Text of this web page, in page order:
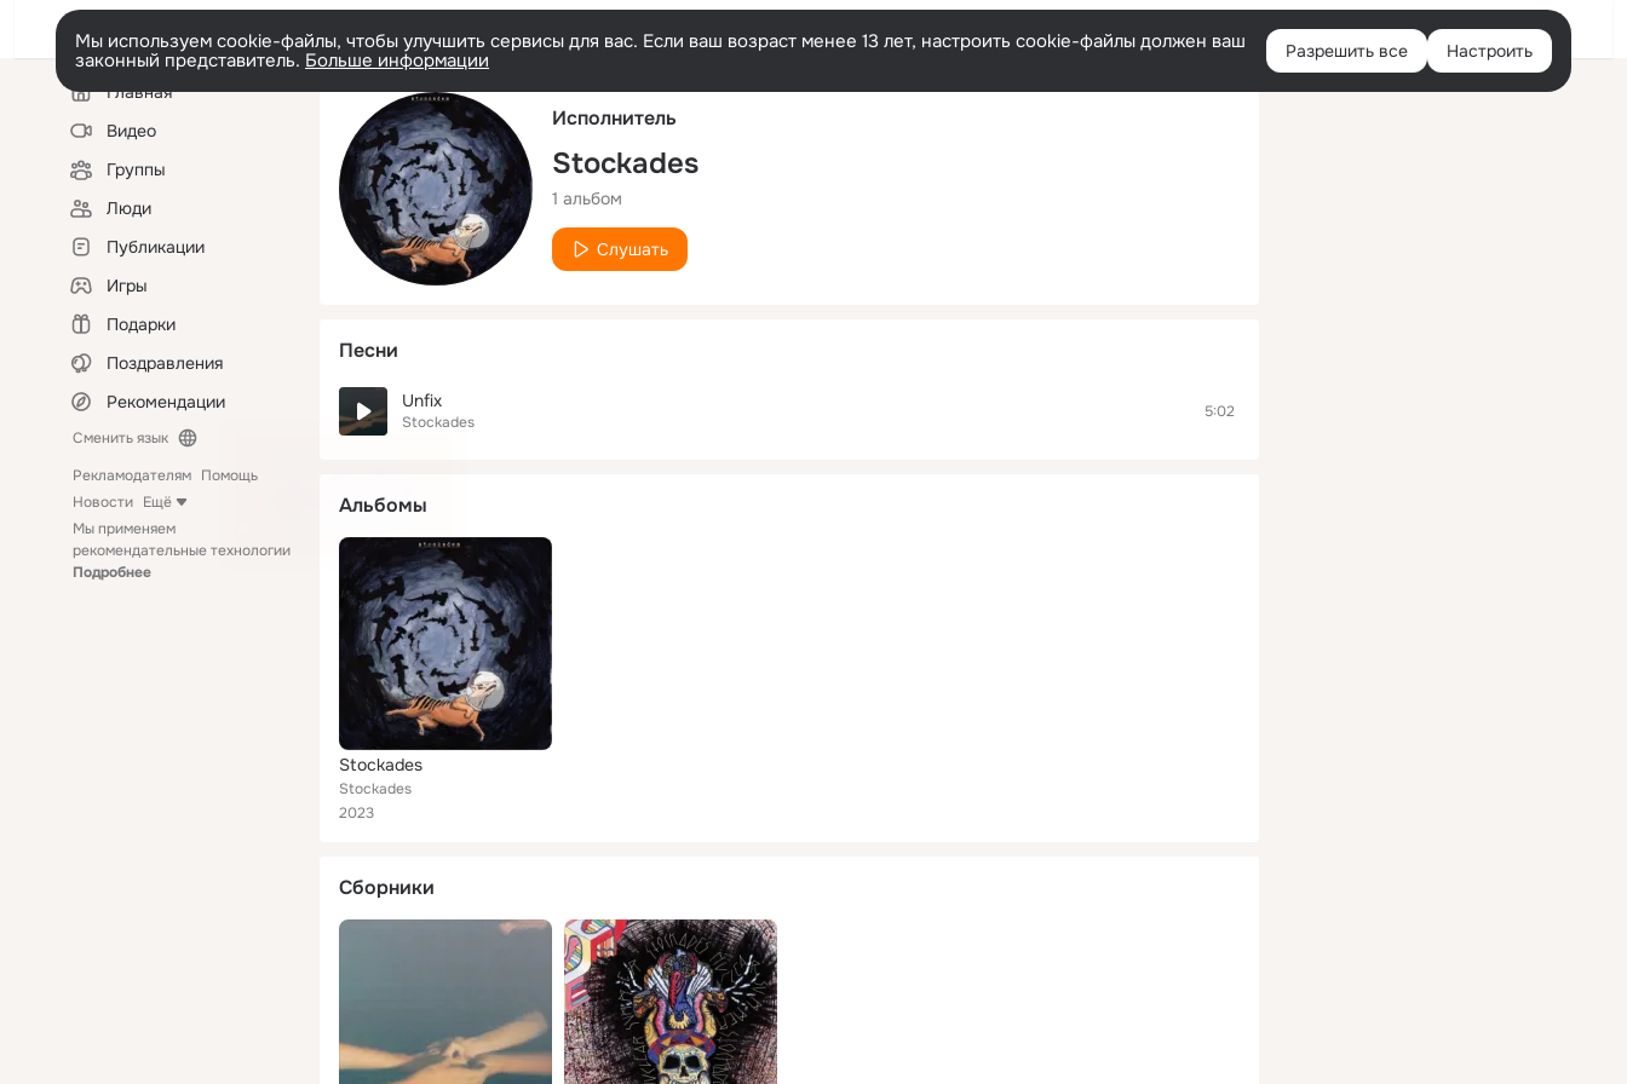
Русский Войти
Мы используем cookie-файлы, чтобы улучшить сервисы для вас. Если ваш возраст менее 13 лет, настроить cookie-файлы должен ваш
законный представитель. Больше информации Разрешить все Настроить
Левая
колонкаГлавная
Видео
Группы
Люди
Публикации
Игры
Подарки
Поздравления
Рекомендации
Сменить язык
Рекламодателям Помощь
Новости Ещё
Мы применяем
рекомендательные технологии
Подробнее
Исполнитель
Stockades
1 альбом
Слушать
Песни
Unfix
Stockades
5:02
Альбомы
Stockades
Stockades
2023
Сборники